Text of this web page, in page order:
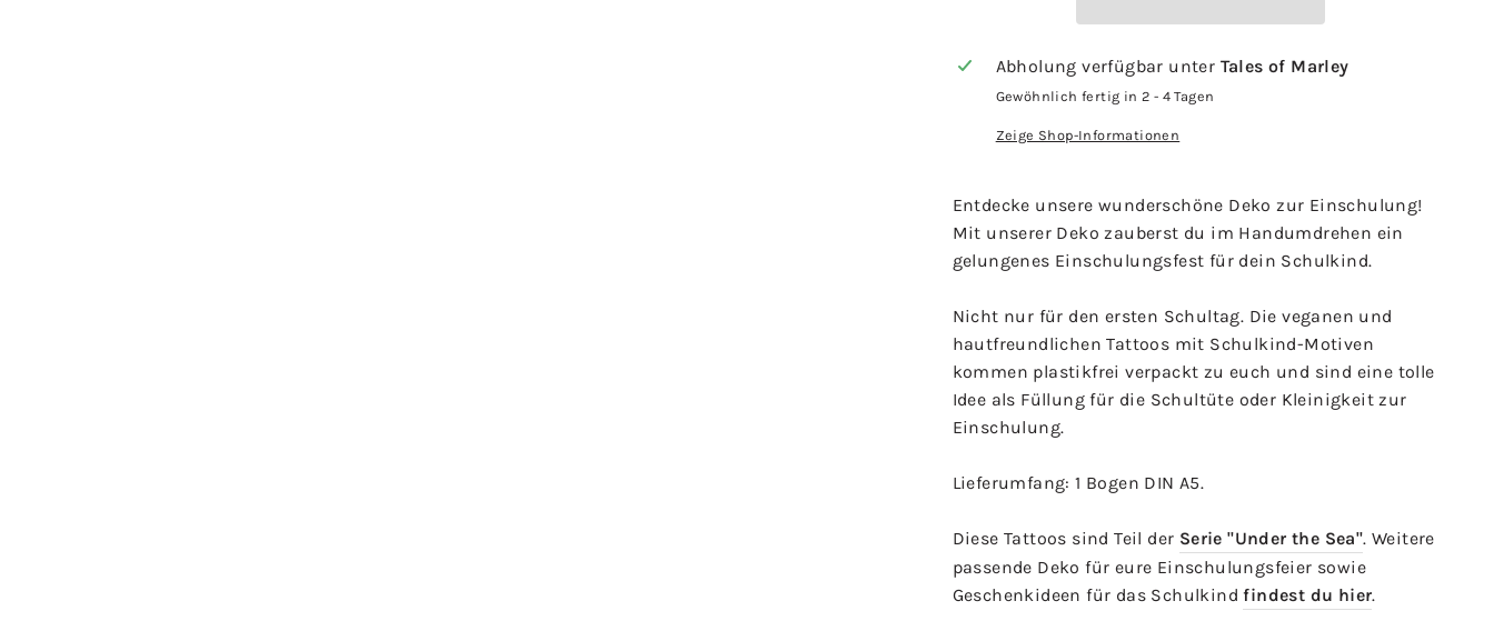
Abholung verfügbar unter Tales of Marley
Gewöhnlich fertig in 2 - 4 Tagen
Zeige Shop-Informationen
Entdecke unsere wunderschöne Deko zur Einschulung!
Mit unserer Deko zauberst du im Handumdrehen ein
gelungenes Einschulungsfest für dein Schulkind.
Nicht nur für den ersten Schultag. Die veganen und
hautfreundlichen Tattoos mit Schulkind-Motiven
kommen plastikfrei verpackt zu euch und sind eine tolle
Idee als Füllung für die Schultüte oder Kleinigkeit zur
Einschulung.
Lieferumfang: 1 Bogen DIN A5.
Diese Tattoos sind Teil der Serie "Under the Sea". Weitere
passende Deko für eure Einschulungsfeier sowie
Geschenkideen für das Schulkindfindest du hier.